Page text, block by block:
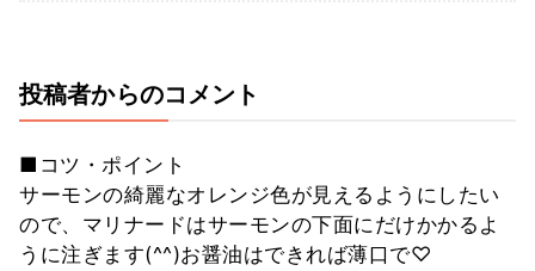
投稿者からのコメント
■コツ・ポイント
サーモンの綺麗なオレンジ色が見えるようにしたい
ので、マリナードはサーモンの下面にだけかかるよ
うに注ぎます(^^)お醤油はできれば薄口で♡